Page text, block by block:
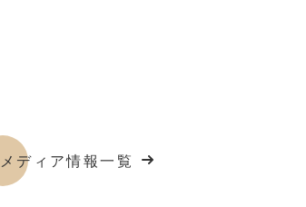
メディア情報一覧